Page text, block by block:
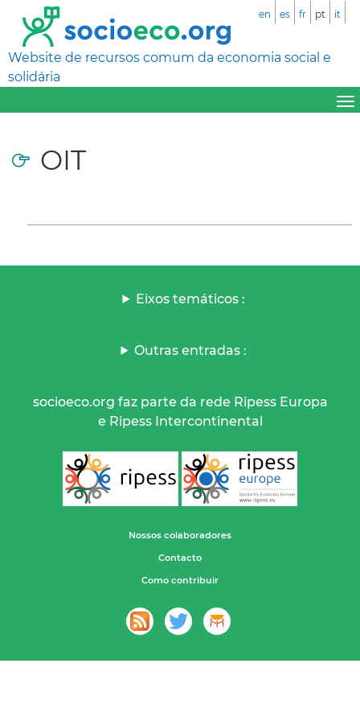
Website de recursos comum da economia social e
solidária
en es fr pt it
OIT
Eixos temáticos :
Outras entradas :
socioeco.org faz parte da rede Ripess Europa
e Ripess Intercontinental
Nossos colaboradores
Contacto
Como contribuir